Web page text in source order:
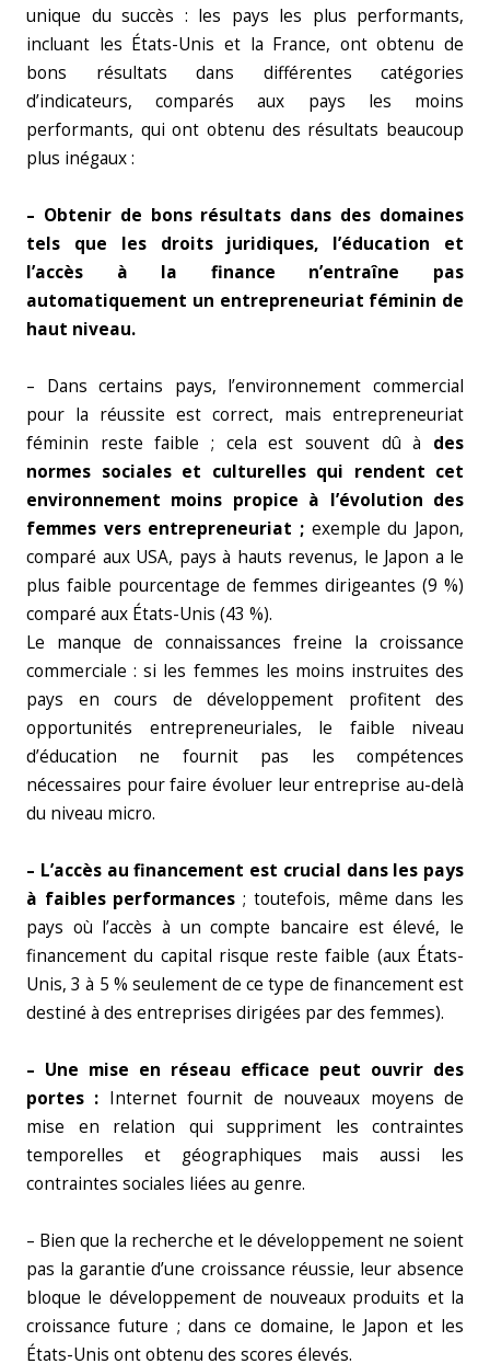
unique du succès : les pays les plus performants,
incluant les États-Unis et la France, ont obtenu de
bons résultats dans différentes catégories
d’indicateurs, comparés aux pays les moins
performants, qui ont obtenu des résultats beaucoup
plus inégaux :
– Obtenir de bons résultats dans des domaines
tels que les droits juridiques, l’éducation et
l’accès à la finance n’entraîne pas
automatiquement un entrepreneuriat féminin de
haut niveau.
– Dans certains pays, l’environnement commercial
pour la réussite est correct, mais entrepreneuriat
féminin reste faible ; cela est souvent dû à des
normes sociales et culturelles qui rendent cet
environnement moins propice à l’évolution des
femmes vers entrepreneuriat ; exemple du Japon,
comparé aux USA, pays à hauts revenus, le Japon a le
plus faible pourcentage de femmes dirigeantes (9 %)
comparé aux États-Unis (43 %).
Le manque de connaissances freine la croissance
commerciale : si les femmes les moins instruites des
pays en cours de développement profitent des
opportunités entrepreneuriales, le faible niveau
d’éducation ne fournit pas les compétences
nécessaires pour faire évoluer leur entreprise au-delà
du niveau micro.
– L’accès au financement est crucial dans les pays
à faibles performances; toutefois, même dans les
pays où l’accès à un compte bancaire est élevé, le
financement du capital risque reste faible (aux États-
Unis, 3 à 5 % seulement de ce type de financement est
destiné à des entreprises dirigées par des femmes).
– Une mise en réseau efficace peut ouvrir des
portes : Internet fournit de nouveaux moyens de
mise en relation qui suppriment les contraintes
temporelles et géographiques mais aussi les
contraintes sociales liées au genre.
– Bien que la recherche et le développement ne soient
pas la garantie d’une croissance réussie, leur absence
bloque le développement de nouveaux produits et la
croissance future ; dans ce domaine, le Japon et les
États-Unis ont obtenu des scores élevés.